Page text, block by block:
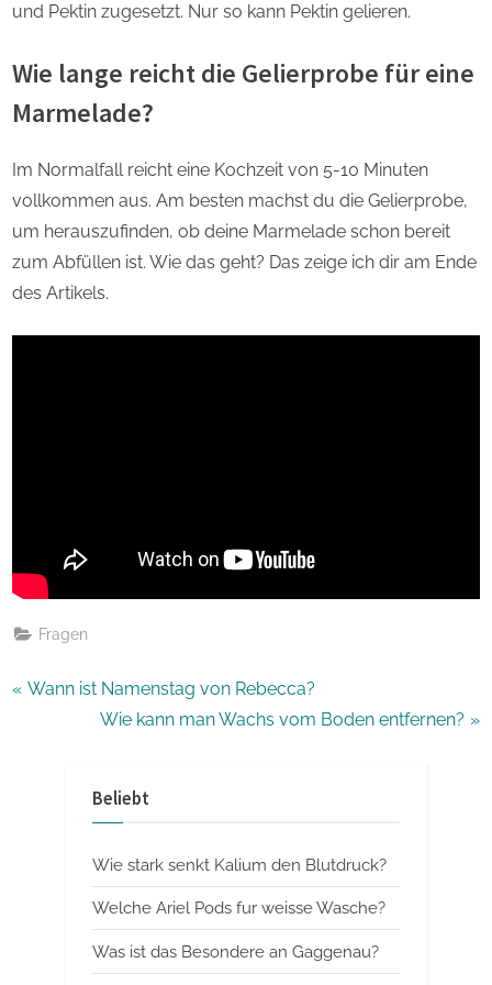
und Pektin zugesetzt. Nur so kann Pektin gelieren.
Wie lange reicht die Gelierprobe für eine
Marmelade?
Im Normalfall reicht eine Kochzeit von 5-10 Minuten
vollkommen aus. Am besten machst du die Gelierprobe,
um herauszufinden, ob deine Marmelade schon bereit
zum Abfüllen ist. Wie das geht? Das zeige ich dir am Ende
des Artikels.
Fragen
Beitragsnavigation
P
Wann ist Namenstag von Rebecca?
N
t
o
s
t
Wie kann man Wachs vom Boden entfernen?
Beliebt
Wie stark senkt Kalium den Blutdruck?
Welche Ariel Pods fur weisse Wasche?
Was ist das Besondere an Gaggenau?